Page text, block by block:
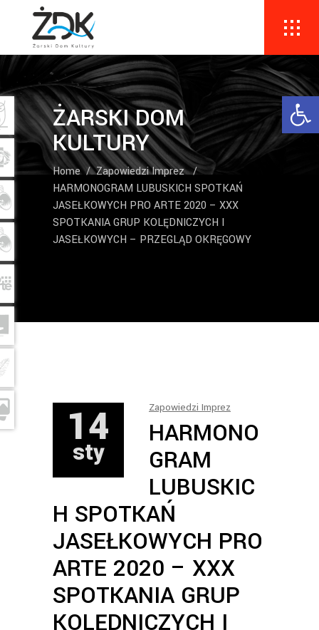
ŻARSKI DOM
KULTURY
Home/Zapowiedzi Imprez/
HARMONOGRAM LUBUSKICH SPOTKAŃ
JASEŁKOWYCH PRO ARTE 2020 – XXX
SPOTKANIA GRUP KOLĘDNICZYCH I
JASEŁKOWYCH – PRZEGLĄD OKRĘGOWY
14
sty
Zapowiedzi Imprez
HARMONO
GRAM
LUBUSKIC
H SPOTKAŃ
JASEŁKOWYCH PRO
ARTE 2020 – XXX
SPOTKANIA GRUP
KOLĘDNICZYCH I